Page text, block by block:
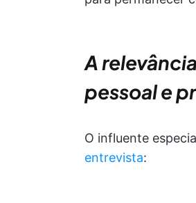
A
pessoal e
O influente
entrevista: